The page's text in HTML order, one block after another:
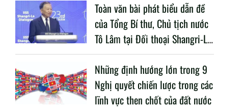
Toàn văn bài phát biểu dẫn đề
của Tổng Bí thư, Chủ tịch nước
Tô Lâm tại Đối thoại Shangri-La
lần thứ 23
Những định hướng lớn trong 9
Nghị quyết chiến lược trong các
lĩnh vực then chốt của đất nước